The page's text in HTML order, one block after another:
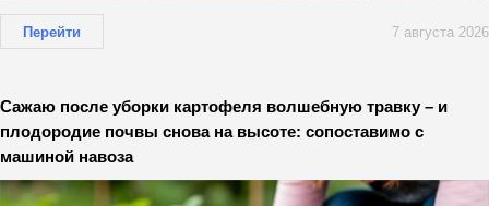
Перейти 7 августа 2026
Сажаю после уборки картофеля волшебную травку – и
плодородие почвы снова на высоте: сопоставимо с
машиной навоза